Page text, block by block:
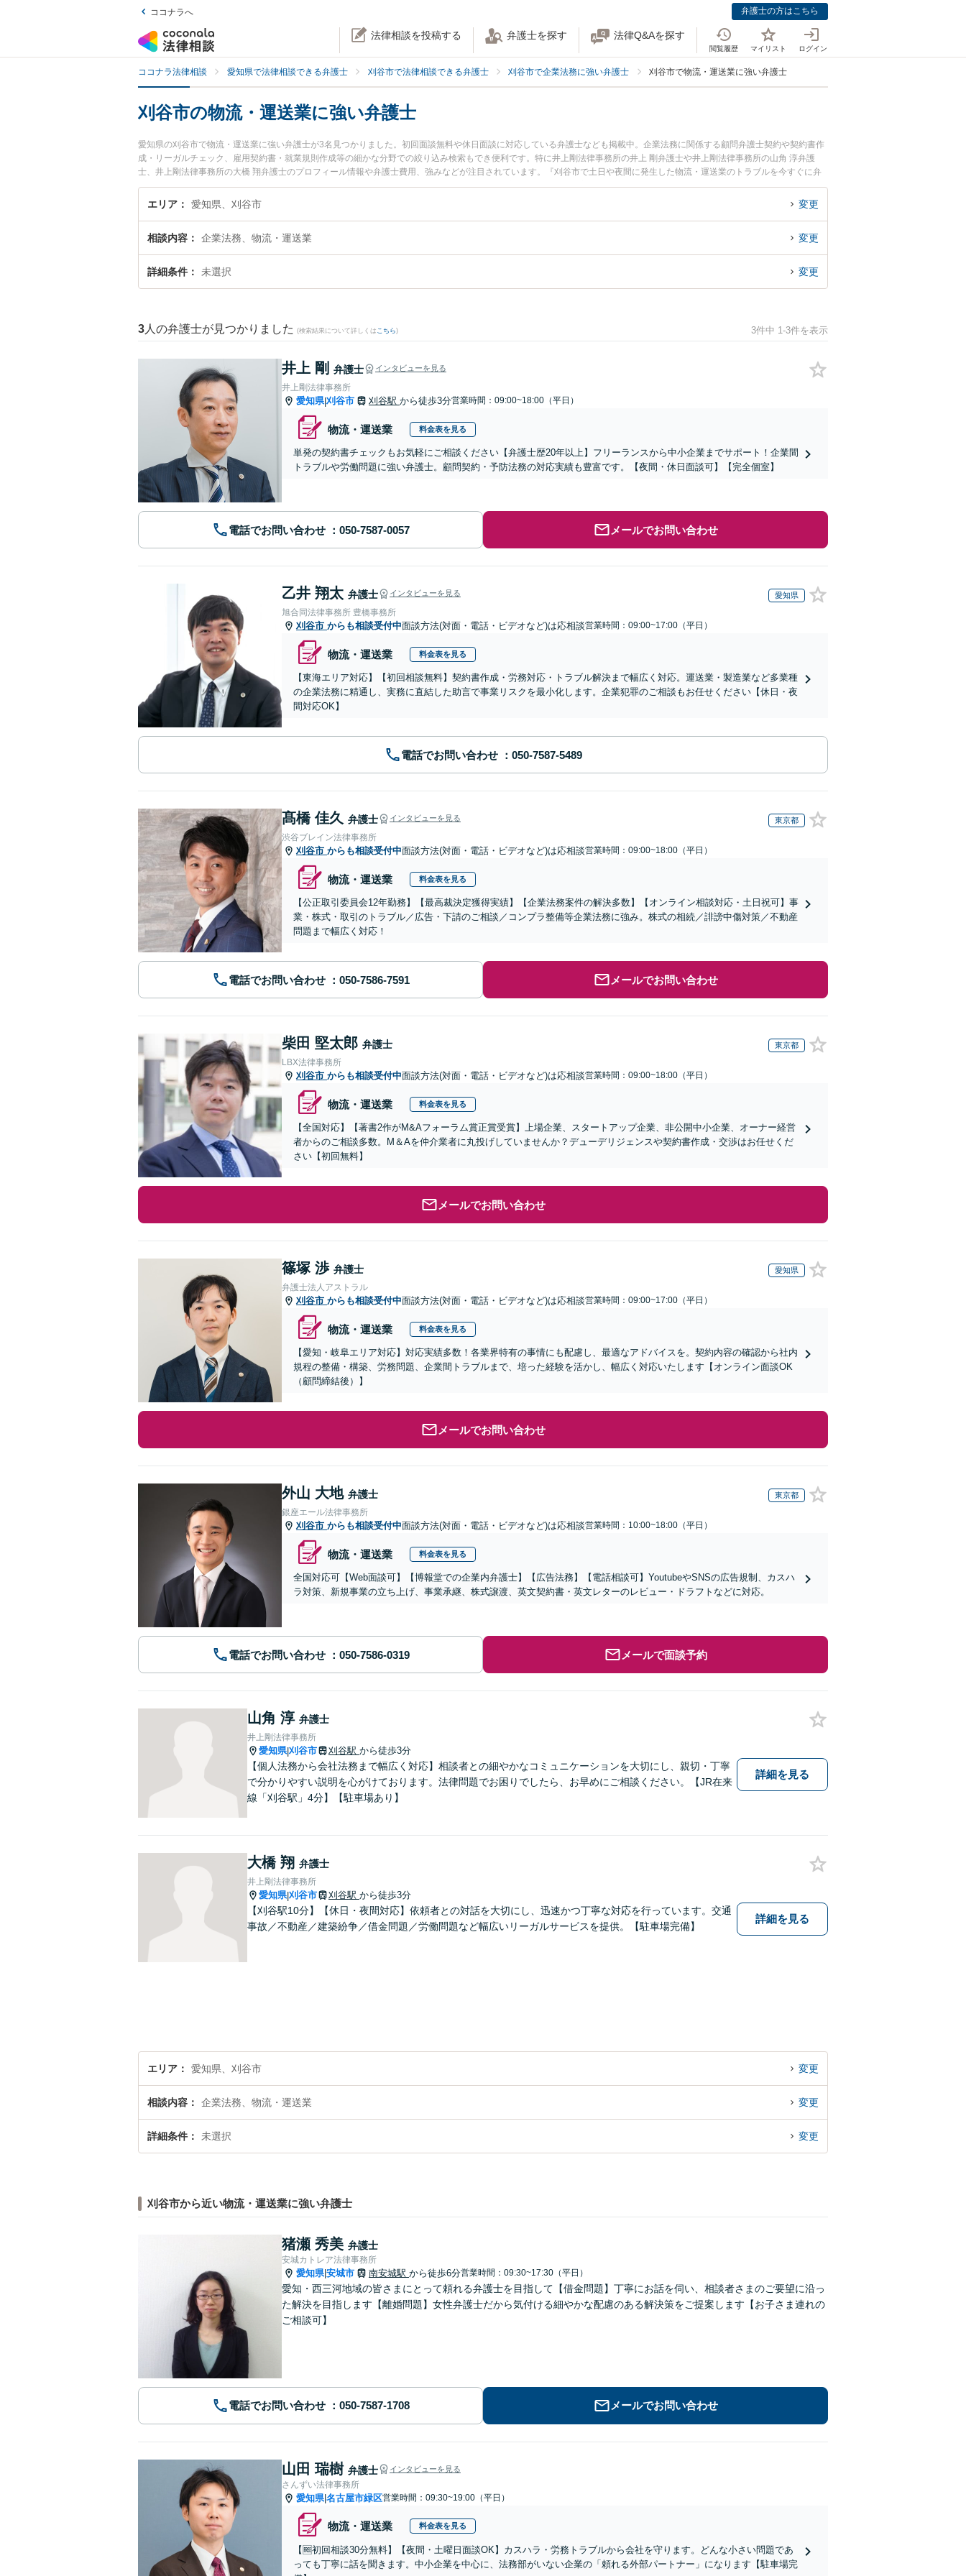
ココナラへ 弁護士の方はこちら
法律相談を投稿する 弁護士を探す 法律Q&Aを探す
閲覧履歴 マイリスト ログイン
ココナラ法律相談 愛知県で法律相談できる弁護士 刈谷市で法律相談できる弁護士 刈谷市で企業法務に強い弁護士 刈谷市で物流・運送業に強い弁護士
刈谷市の物流・運送業に強い弁護士
愛知県の刈谷市で物流・運送業に強い弁護士が3名見つかりました。初回面談無料や休日面談に対応している弁護士なども掲載中。企業法務に関係する顧問弁護士契約や契約書作
成・リーガルチェック、雇用契約書・就業規則作成等の細かな分野での絞り込み検索もでき便利です。特に井上剛法律事務所の井上 剛弁護士や井上剛法律事務所の山角 淳弁護
士、井上剛法律事務所の大橋 翔弁護士のプロフィール情報や弁護士費用、強みなどが注目されています。『刈谷市で土日や夜間に発生した物流・運送業のトラブルを今すぐに弁
護士に相談したい』『物流・運送業のトラブル解決の実績豊富な近くの弁護士を検索したい』『初回相談無料で物流・運送業を法律相談できる刈谷市内の弁護士に相談予約した
い』などでお困りの相談者さんにおすすめです。
エリア 愛知県、刈谷市 変更
相談内容 企業法務、物流・運送業 変更
詳細条件 未選択 変更
3 人の弁護士が見つかりました (検索結果について詳しくは こちら) 3件中 1-3件を表示
井上 剛 弁護士 インタビューを見る
井上剛法律事務所
愛知県|刈谷市 刈谷駅 から徒歩3分営業時間：09:00~18:00（平日）
物流・運送業 料金表を見る
単発の契約書チェックもお気軽にご相談ください【弁護士歴20年以上】フリーランスから中小企業までサポート！企業間
トラブルや労働問題に強い弁護士。顧問契約・予防法務の対応実績も豊富です。【夜間・休日面談可】【完全個室】
電話でお問い合わせ メールでお問い合わせ
乙井 翔太 弁護士 インタビューを見る 愛知県
旭合同法律事務所 豊橋事務所
刈谷市 からも相談受付中面談方法(対面・電話・ビデオなど)は応相談営業時間：09:00~17:00（平日）
物流・運送業 料金表を見る
【東海エリア対応】【初回相談無料】契約書作成・労務対応・トラブル解決まで幅広く対応。運送業・製造業など多業種
の企業法務に精通し、実務に直結した助言で事業リスクを最小化します。企業犯罪のご相談もお任せください【休日・夜
間対応OK】
電話でお問い合わせ
髙橋 佳久 弁護士 インタビューを見る 東京都
渋谷ブレイン法律事務所
刈谷市 からも相談受付中面談方法(対面・電話・ビデオなど)は応相談営業時間：09:00~18:00（平日）
物流・運送業 料金表を見る
【公正取引委員会12年勤務】【最高裁決定獲得実績】【企業法務案件の解決多数】【オンライン相談対応・土日祝可】事
業・株式・取引のトラブル／広告・下請のご相談／コンプラ整備等企業法務に強み。株式の相続／誹謗中傷対策／不動産
問題まで幅広く対応！
電話でお問い合わせ メールでお問い合わせ
柴田 堅太郎 弁護士 東京都
LBX法律事務所
刈谷市 からも相談受付中面談方法(対面・電話・ビデオなど)は応相談営業時間：09:00~18:00（平日）
物流・運送業 料金表を見る
【全国対応】【著書2作がM&Aフォーラム賞正賞受賞】上場企業、スタートアップ企業、非公開中小企業、オーナー経営
者からのご相談多数。M＆Aを仲介業者に丸投げしていませんか？デューデリジェンスや契約書作成・交渉はお任せくだ
さい【初回無料】
メールでお問い合わせ
篠塚 渉 弁護士 愛知県
弁護士法人アストラル
刈谷市 からも相談受付中面談方法(対面・電話・ビデオなど)は応相談営業時間：09:00~17:00（平日）
物流・運送業 料金表を見る
【愛知・岐阜エリア対応】対応実績多数！各業界特有の事情にも配慮し、最適なアドバイスを。契約内容の確認から社内
規程の整備・構築、労務問題、企業間トラブルまで、培った経験を活かし、幅広く対応いたします【オンライン面談OK
（顧問締結後）】
メールでお問い合わせ
外山 大地 弁護士 東京都
銀座エール法律事務所
刈谷市 からも相談受付中面談方法(対面・電話・ビデオなど)は応相談営業時間：10:00~18:00（平日）
物流・運送業 料金表を見る
全国対応可【Web面談可】【博報堂での企業内弁護士】【広告法務】【電話相談可】YoutubeやSNSの広告規制、カスハ
ラ対策、新規事業の立ち上げ、事業承継、株式譲渡、英文契約書・英文レターのレビュー・ドラフトなどに対応。
電話でお問い合わせ メールで面談予約
山角 淳 弁護士
井上剛法律事務所
愛知県|刈谷市 刈谷駅 から徒歩3分
【個人法務から会社法務まで幅広く対応】相談者との細やかなコミュニケーションを大切にし、親切・丁寧
で分かりやすい説明を心がけております。法律問題でお困りでしたら、お早めにご相談ください。【JR在来
線「刈谷駅」4分】【駐車場あり】
詳細を見る
大橋 翔 弁護士
井上剛法律事務所
愛知県|刈谷市 刈谷駅 から徒歩3分
【刈谷駅10分】【休日・夜間対応】依頼者との対話を大切にし、迅速かつ丁寧な対応を行っています。交通
事故／不動産／建築紛争／借金問題／労働問題など幅広いリーガルサービスを提供。【駐車場完備】
詳細を見る
エリア 愛知県、刈谷市 変更
相談内容 企業法務、物流・運送業 変更
詳細条件 未選択 変更
刈谷市から近い物流・運送業に強い弁護士
猪瀬 秀美 弁護士
安城カトレア法律事務所
愛知県|安城市 南安城駅 から徒歩6分営業時間：09:30~17:30（平日）
愛知・西三河地域の皆さまにとって頼れる弁護士を目指して【借金問題】丁寧にお話を伺い、相談者さまのご要望に沿っ
た解決を目指します【離婚問題】女性弁護士だから気付ける細やかな配慮のある解決策をご提案します【お子さま連れの
ご相談可】
電話でお問い合わせ メールでお問い合わせ
山田 瑞樹 弁護士 インタビューを見る
さんずい法律事務所
愛知県|名古屋市緑区営業時間：09:30~19:00（平日）
物流・運送業 料金表を見る
【🆓初回相談30分無料】【夜間・土曜日面談OK】カスハラ・労務トラブルから会社を守ります。どんな小さい問題であ
っても丁寧に話を聞きます。中小企業を中心に、法務部がいない企業の「頼れる外部パートナー」になります【駐車場完